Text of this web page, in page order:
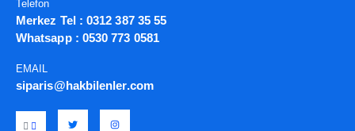
Telefon
Merkez Tel : 0312 387 35 55
Whatsapp : 0530 773 0581
EMAIL
siparis@hakbilenler.com